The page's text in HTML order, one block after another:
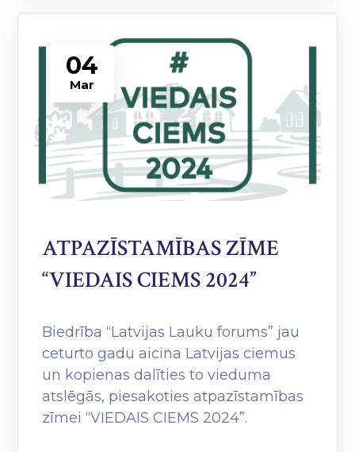
04
Mar
ATPAZĪSTAMĪBAS ZĪME
“VIEDAIS CIEMS 2024”
Biedrība “Latvijas Lauku forums” jau
ceturto gadu aicina Latvijas ciemus
un kopienas dalīties to vieduma
atslēgās, piesakoties atpazīstamības
zīmei “VIEDAIS CIEMS 2024”.